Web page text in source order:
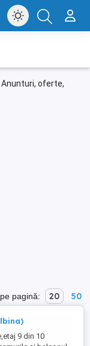
oferte,
pagină: 20 50
9 din 10